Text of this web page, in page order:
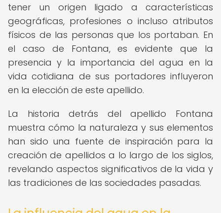
tener un origen ligado a características
geográficas, profesiones o incluso atributos
físicos de las personas que los portaban. En
el caso de Fontana, es evidente que la
presencia y la importancia del agua en la
vida cotidiana de sus portadores influyeron
en la elección de este apellido.
La historia detrás del apellido Fontana
muestra cómo la naturaleza y sus elementos
han sido una fuente de inspiración para la
creación de apellidos a lo largo de los siglos,
revelando aspectos significativos de la vida y
las tradiciones de las sociedades pasadas.